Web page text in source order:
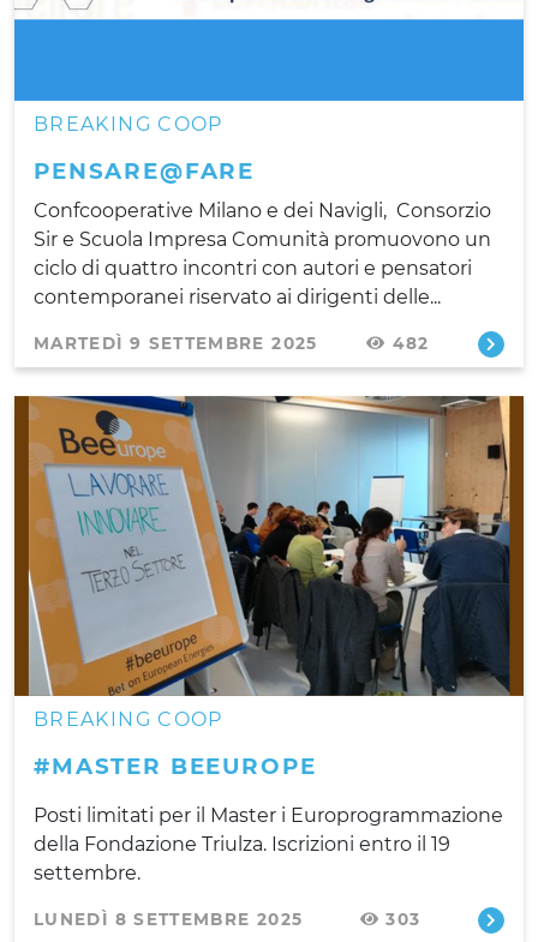
BREAKING COOP
PENSARE@FARE
Confcooperative Milano e dei Navigli, Consorzio
Sir e Scuola Impresa Comunità promuovono un
ciclo di quattro incontri con autori e pensatori
contemporanei riservato ai dirigenti delle...
MARTEDÌ 9 SETTEMBRE 2025 482
BREAKING COOP
#MASTER BEEUROPE
Posti limitati per il Master i Europrogrammazione
della Fondazione Triulza. Iscrizioni entro il 19
settembre.
LUNEDÌ 8 SETTEMBRE 2025 303